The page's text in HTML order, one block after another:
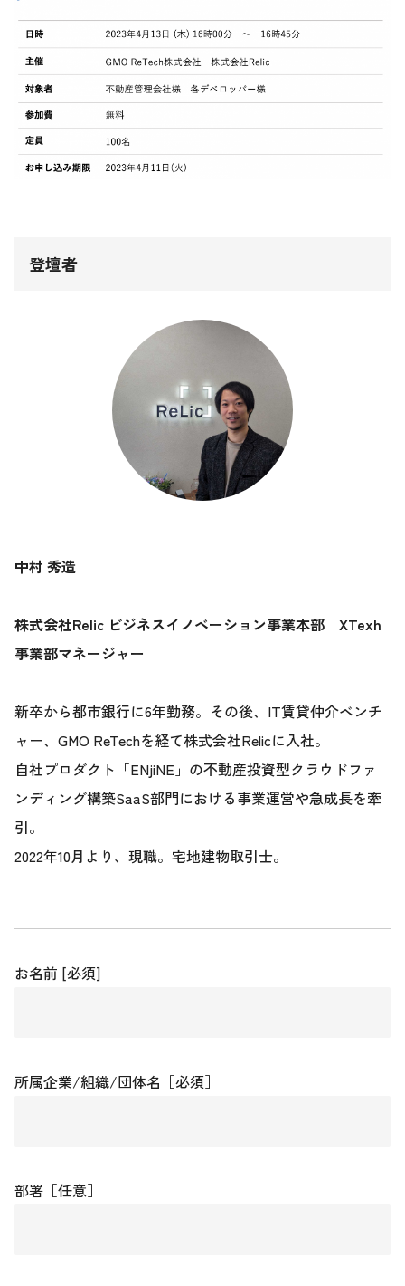
登壇者
中村 秀造
株式会社Relic ビジネスイノベーション事業本部 XTexh
事業部マネージャー
新卒から都市銀行に6年勤務。その後、IT賃貸仲介ベンチ
ャー、GMO ReTechを経て株式会社Relicに入社。
自社プロダクト「ENjiNE」の不動産投資型クラウドファ
ンディング構築SaaS部門における事業運営や急成長を牽
引。
2022年10月より、現職。宅地建物取引士。
お名前 [必須]
所属企業/組織/団体名［必須］
部署［任意］